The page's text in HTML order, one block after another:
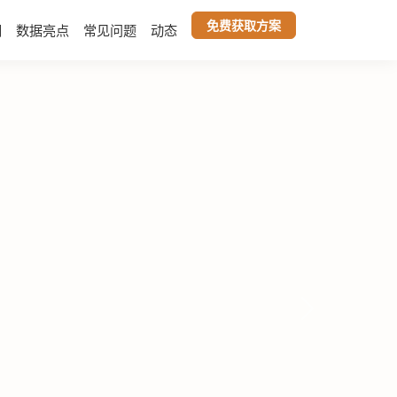
数据亮点 常见问题 动态 免费获取方案